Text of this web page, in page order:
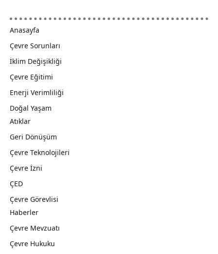
Anasayfa
Çevre Sorunları
İklim Değişikliği
Çevre Eğitimi
Enerji Verimliliği
Doğal Yaşam
Atıklar
Geri Dönüşüm
Çevre Teknolojileri
Çevre İzni
ÇED
Çevre Görevlisi
Haberler
Çevre Mevzuatı
Çevre Hukuku